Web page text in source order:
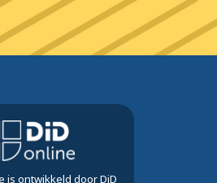
is ontwikkeld door DiD